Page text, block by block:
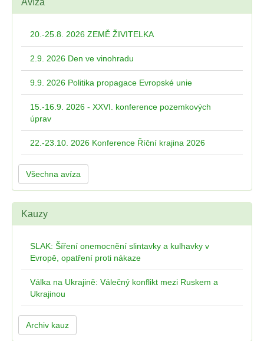
Avíza
20.-25.8. 2026 ZEMĚ ŽIVITELKA
2.9. 2026 Den ve vinohradu
9.9. 2026 Politika propagace Evropské unie
15.-16.9. 2026 - XXVI. konference pozemkových
úprav
22.-23.10. 2026 Konference Říční krajina 2026
Všechna avíza
Kauzy
SLAK: Šíření onemocnění slintavky a kulhavky v
Evropě, opatření proti nákaze
Válka na Ukrajině: Válečný konflikt mezi Ruskem a
Ukrajinou
Archiv kauz